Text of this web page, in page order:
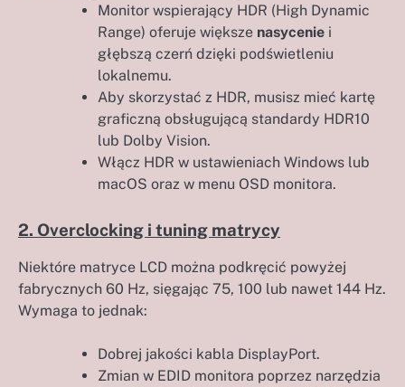
Monitor wspierający HDR (High Dynamic
Range) oferuje większe nasycenie i
głębszą czerń dzięki podświetleniu
lokalnemu.
Aby skorzystać z HDR, musisz mieć kartę
graficzną obsługującą standardy HDR10
lub Dolby Vision.
Włącz HDR w ustawieniach Windows lub
macOS oraz w menu OSD monitora.
2. Overclocking i tuning matrycy
Niektóre matryce LCD można podkręcić powyżej
fabrycznych 60 Hz, sięgając 75, 100 lub nawet 144 Hz.
Wymaga to jednak:
Dobrej jakości kabla DisplayPort.
Zmian w EDID monitora poprzez narzędzia